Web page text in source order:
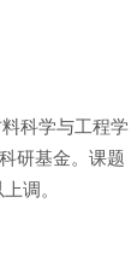
科学与工程学
研基金。课题
调。